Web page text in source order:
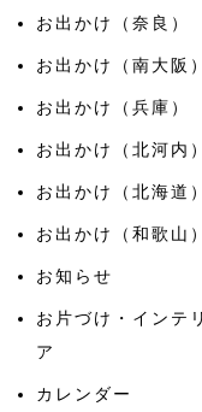
お出かけ（奈良）
お出かけ（南大阪）
お出かけ（兵庫）
お出かけ（北河内）
お出かけ（北海道）
お出かけ（和歌山）
お知らせ
お片づけ・インテリ
ア
カレンダー